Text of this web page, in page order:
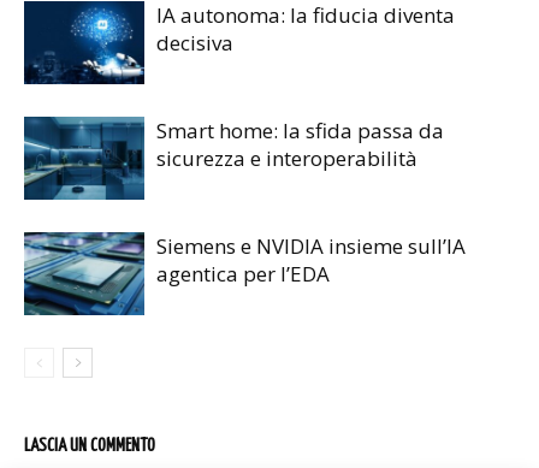
IA autonoma: la fiducia diventa
decisiva
Smart home: la sfida passa da
sicurezza e interoperabilità
Siemens e NVIDIA insieme sull’IA
agentica per l’EDA
LASCIA UN COMMENTO